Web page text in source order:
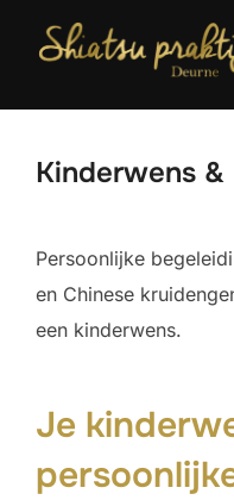
inhoud
Kinderwens
Persoonlijke
en Chinese
een kinderwens.
Je